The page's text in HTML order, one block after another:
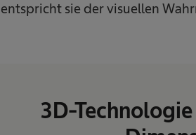
entspricht sie der visuellen
3D-